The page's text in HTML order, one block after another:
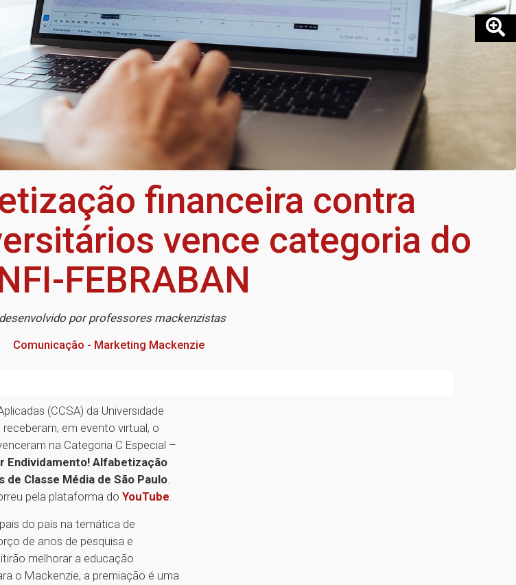
financeira contra
vence categoria do
FEBRABAN
por professores mackenzistas
Comunicação - Marketing Mackenzie
(CCSA) da Universidade
em evento virtual, o
na Categoria C Especial –
Endividamento! Alfabetização
Classe Média de São Paulo.
pela plataforma do YouTube.
do país na temática de
de anos de pesquisa e
melhorar a educação
o Mackenzie, a premiação é uma